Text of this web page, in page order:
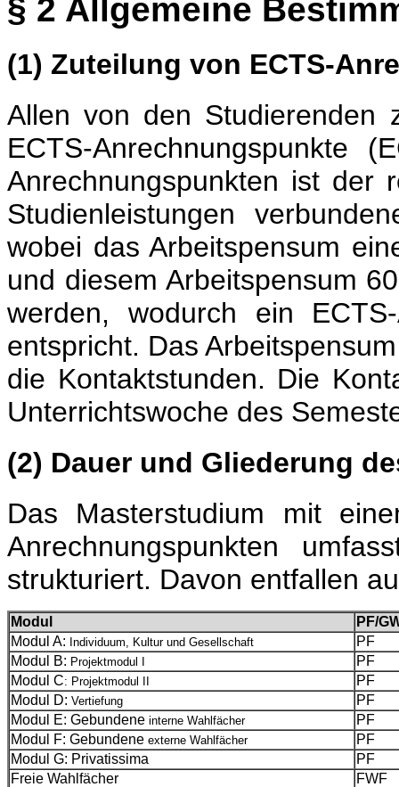
§ 2 Allgemeine
(1) Zuteilung von ECTS-
Allen von den Studierenden
ECTS-Anrechnungspunkte
Anrechnungspunkten ist der
Studienleistungen
wobei das Arbeitspensum
und diesem Arbeitspensum
werden, wodurch ein
entspricht. Das
die Kontaktstunden. Die
Unterrichtswoche des
(2) Dauer und Gliederung
Das Masterstudium mit
Anrechnungspunkten
strukturiert. Davon entfallen
Modul
PF/
Modul A: Individuum, Kultur und Gesellschaft
PF
Modul B: Projektmodul I
PF
Modul C: Projektmodul II
PF
Modul D: Vertiefung
PF
Modul E: Gebundene interne Wahlfächer
PF
Modul F: Gebundene externe Wahlfächer
PF
Modul G: Privatissima
PF
Freie Wahlfächer
FWF